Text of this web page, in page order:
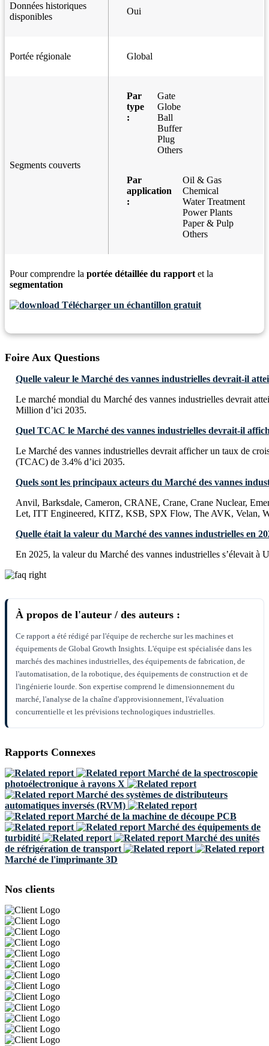
Données historiques
disponibles
Oui
Portée régionale Global
Segments couverts
Par
type
:
Gate
Globe
Ball
Buffer
Plug
Others
Par
application
:
Oil & Gas
Chemical
Water Treatment
Power Plants
Paper & Pulp
Others
Pour comprendre la portée détaillée du rapport et la
segmentation
Télécharger un échantillon gratuit
Foire Aux Questions
Quelle valeur le Marché des vannes industrielles devrait-il
Le marché mondial du Marché des vannes industrielles devrait
Million d’ici 2035.
Quel TCAC le Marché des vannes industrielles devrait-il
Le Marché des vannes industrielles devrait afficher un taux de
(TCAC) de 3.4% d’ici 2035.
Quels sont les principaux acteurs du Marché des vannes
Anvil, Barksdale, Cameron, CRANE, Crane, Crane Nuclear,
Let, ITT Engineered, KITZ, KSB, SPX Flow, The AVK, Velan,
Quelle était la valeur du Marché des vannes industrielles en
En 2025, la valeur du Marché des vannes industrielles s’élevait à
À propos de l'auteur / des auteurs :
Ce rapport a été rédigé par l'équipe de recherche sur les machines et
équipements de Global Growth Insights. L'équipe est spécialisée dans les
marchés des machines industrielles, des équipements de fabrication, de
l'automatisation, de la robotique, des équipements de construction et de
l'ingénierie lourde. Son expertise comprend le dimensionnement du
marché, l'analyse de la chaîne d'approvisionnement, l'évaluation
concurrentielle et les prévisions technologiques industrielles.
Rapports Connexes
Marché de la spectroscopie
photoélectronique à rayons X
Marché des systèmes de distributeurs
automatiques inversés (RVM)
Marché de la machine de découpe PCB
Marché des équipements de
turbidité
Marché des unités
de réfrigération de transport
Marché de l'imprimante 3D
Nos clients